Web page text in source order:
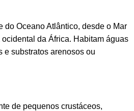
do Oceano Atlântico, desde o Mar
da África. Habitam águas
e substratos arenosos ou
de pequenos crustáceos,